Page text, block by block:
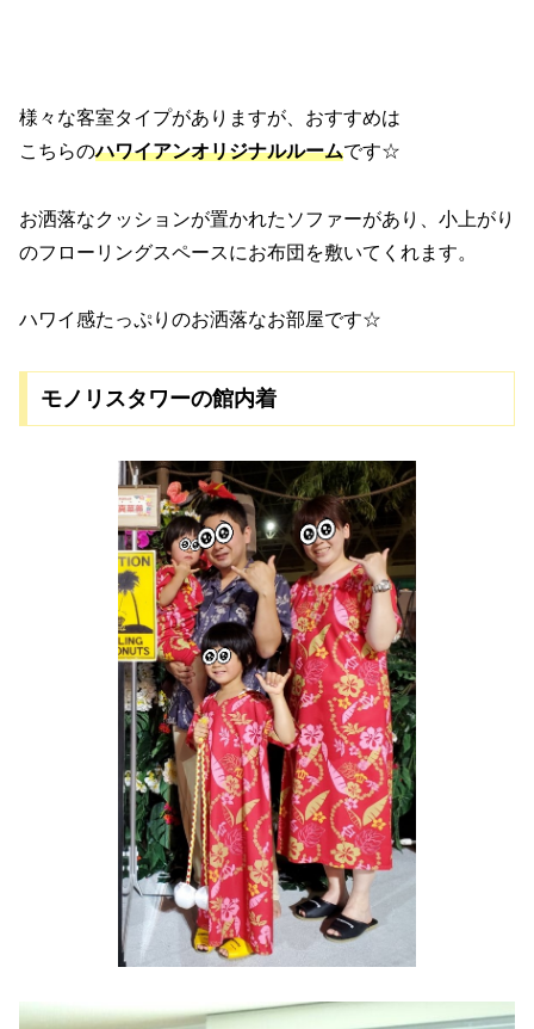
様々な客室タイプがありますが、おすすめは
こちらのハワイアンオリジナルルームです☆
お洒落なクッションが置かれたソファーがあり、小上がり
のフローリングスペースにお布団を敷いてくれます。
ハワイ感たっぷりのお洒落なお部屋です☆
モノリスタワーの館内着